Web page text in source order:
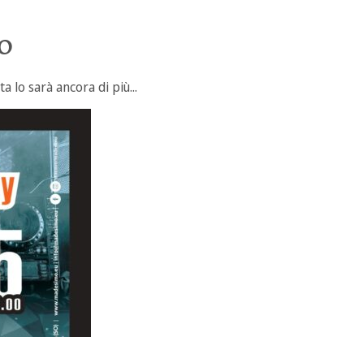
lo sarà ancora di più...